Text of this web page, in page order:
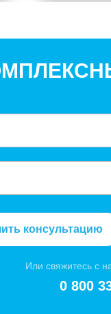
консультацию
Или свяжитесь с
0 800